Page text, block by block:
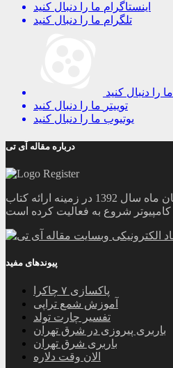
اینستاگرام ما را دنبال کنید
تلگرام ما را دنبال کنید
ما را دنبال کنید
توییتر ما را دنبال کنید
یوتیوب ما را دنبال کنید
درباره مقاله آی تی
وبسایت مقاله آی تی از آبان ماه سال 1392 در زمینه ارائه کتاب
پیوندهای مفید
پاکسازی ۷ چاکرا
آموزش شمع تراپی
تفسیر چارت تولد
باربری پیروزی در شرق تهران
باربری شرق تهران
الان وقت دلاره